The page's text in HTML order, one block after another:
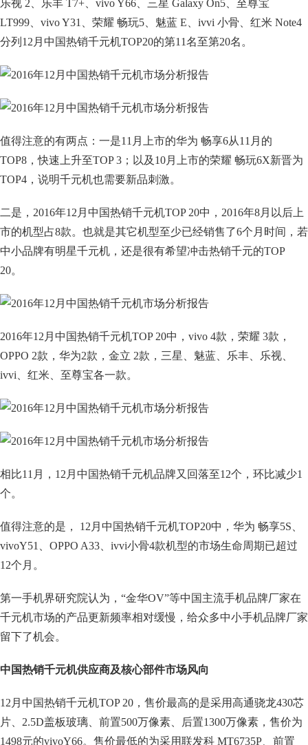
乐视 2、乐丰 T7+、vivo Y66、三星 Galaxy On5、至尊宝
LT999、vivo Y31、荣耀 畅玩5、魅蓝 E、ivvi 小骨、红米 Note4
分列12月中国热销千元机TOP20的第11名至第20名。
值得注意的有两点：一是11月上市的华为 畅享6从11月的
TOP8，快速上升至TOP 3；以及10月上市的荣耀 畅玩6X新晋为
TOP4，说明千元机也需要新品刺激。
二是，2016年12月中国热销千元机TOP 20中，2016年8月以后上
市的机型占8款。也就是其它机型至少已经销售了6个月时间，若
中小品牌有明星千元机，还是很有希望冲击热销千元的TOP
20。
2016年12月中国热销千元机TOP 20中，vivo 4款，荣耀 3款，
OPPO 2款，华为2款，金立 2款，三星、魅蓝、乐丰、乐视、
ivvi、红米、至尊宝各一款。
相比11月，12月中国热销千元机品牌又回落至12个，环比减少1
个。
值得注意的是， 12月中国热销千元机TOP20中，华为 畅享5S、
vivoY51、OPPO A33、ivvi小骨4款机型的市场生命周期已超过
12个月。
第一手机界研究院认为，“金华OV”等中国主流手机品牌厂家在
千元机市场的产品更新频率相对缓慢，给众多中小手机品牌厂家
留下了机会。
中国热销千元机供应商及核心部件市场风向
12月中国热销千元机TOP 20，售价最高的是采用高通骁龙430芯
片、2.5D盖板玻璃、前置500万像素、后置1300万像素，售价为
1498元的vivoY66。售价最低的为采用联发科 MT6735P、前置